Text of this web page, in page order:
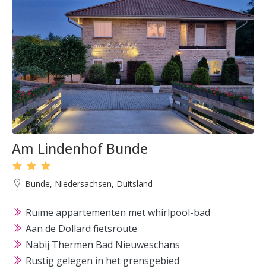
Am Lindenhof Bunde
Bunde, Niedersachsen, Duitsland
Ruime appartementen met whirlpool-bad
Aan de Dollard fietsroute
Nabij Thermen Bad Nieuweschans
Rustig gelegen in het grensgebied